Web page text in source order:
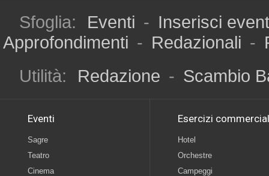
Sfoglia: Eventi - Inserisci
Approfondimenti - Redazionali -
Utilità:
Redazione - Scambio
Eventi
Sagre
Teatro
Cinema
Esercizi
Hotel
Orchestre
Campeggi